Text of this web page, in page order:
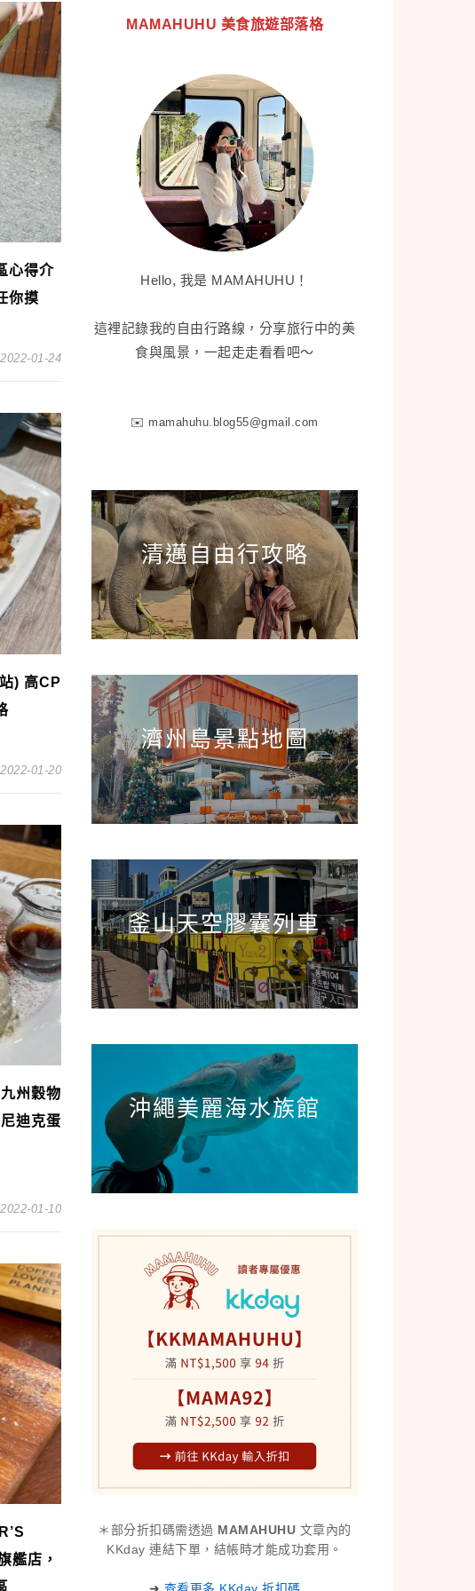
心得介
你摸
2022-01-24
) 高CP
2022-01-20
州穀物
迪克蛋
2022-01-10
艦店，
MAMAHUHU 美食旅遊部落格
Hello, 我是 MAMAHUHU！
這裡記錄我的自由行路線，分享旅行中的美
食與風景，一起走走看看吧～
✉️ mamahuhu.blog55@gmail.com
清邁自由行攻略
濟州島景點地圖
釜山天空膠囊列車
沖繩美麗海水族館
＊部分折扣碼需透過 MAMAHUHU 文章內的
KKday 連結下單，結帳時才能成功套用。